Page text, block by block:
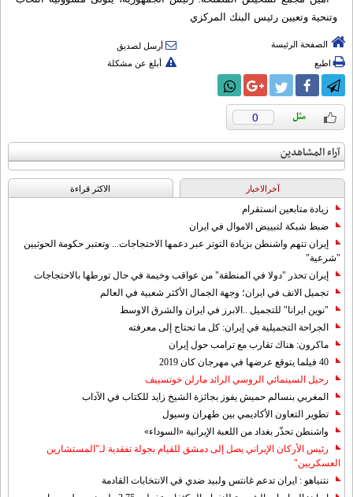
وتنحية وتعيين رئيس البنك المركزي
الصفحة الرئيسة
أرسل لصديق
اطبع
أبلغ عن مشكلة
0
آراء المشاهدين
آخرالاخبار الاکثر قراءة
زيادة متابعين انستقرام
ضبط شبكة لتبييض الاموال في ايران
إيران تتهم واشنطن بزيادة التوتر عبر دعمها الاحتجاجات... وتعتبر حكومة الحوثيين
"شرعية"
إيران تحذر "دولا في المنطقة" من عواقب وخيمة في حال تورطها بالاحتجاجات
تجميل الانف في ايران؛ وجهة الجمال الأكثر شعبية في العالم
"نوين ايرانا" للتجميل ..الابرز في ايران والشرق الاوسط
الجراحة التجميلية في إيران: كل ما تحتاج إلى معرفته
ماكرون: هناك تقارب مع ترامب حول إيران
40 فيلما يتوقع عرضها في مهرجان كان 2019
رحيل السينمائي الروسي الرائد مارلن خوتسييف
المغربي بنسالم حميش يفوز بجائزة الشيخ زايد للكتاب في الآداب
تطوير التعاون الأكاديمي بين طهران وسيول
واشنطن تحذّر بغداد من اللعبة الإيرانية «السوداء»
رئيس الأركان الإيراني يصل إلى دمشق للقيام بجولة تفقدية لـ"المستشارين
العسكريين"
نتنياهو : ايران تدعم غانتس ولبيد ضدي في الانتخابات القادمة